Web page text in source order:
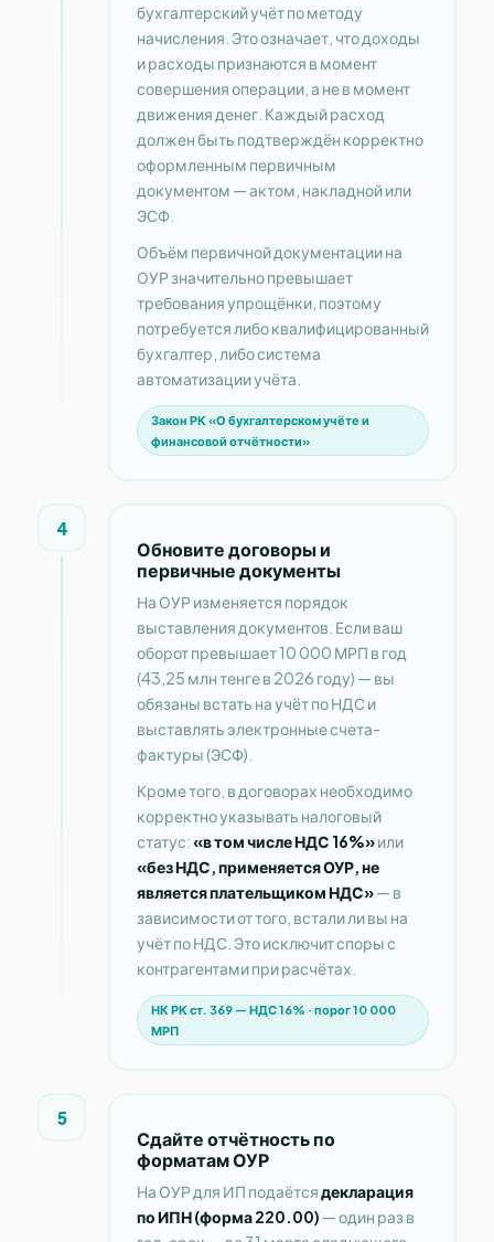
бухгалтерский учёт по методу
начисления. Это означает, что доходы
и расходы признаются в момент
совершения операции, а не в момент
движения денег. Каждый расход
должен быть подтверждён корректно
оформленным первичным
документом — актом, накладной или
ЭСФ.
Объём первичной документации на
ОУР значительно превышает
требования упрощёнки, поэтому
потребуется либо квалифицированный
бухгалтер, либо система
автоматизации учёта.
Закон РК «О бухгалтерском учёте и
финансовой отчётности»
4
Обновите договоры и
первичные документы
На ОУР изменяется порядок
выставления документов. Если ваш
оборот превышает 10 000 МРП в год
(43,25 млн тенге в 2026 году) — вы
обязаны встать на учёт по НДС и
выставлять электронные счета-
фактуры (ЭСФ).
Кроме того, в договорах необходимо
корректно указывать налоговый
статус:«в том числе НДС 16%»или
«без НДС, применяется ОУР, не
является плательщиком НДС»— в
зависимости от того, встали ли вы на
учёт по НДС. Это исключит споры с
контрагентами при расчётах.
НК РК ст. 369 — НДС 16% · порог 10 000
МРП
5
Сдайте отчётность по
форматам ОУР
На ОУР для ИП подаётсядекларация
по ИПН (форма 220.00) — один раз в